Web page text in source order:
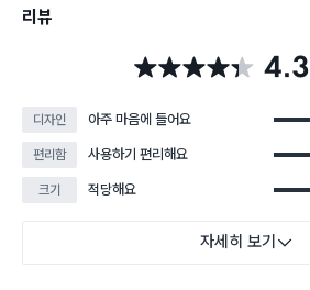
리뷰
별점 4.3점 4.3
디자인 아주 마음에 들어요
편리함 사용하기 편리해요
크기 적당해요
자세히 보기